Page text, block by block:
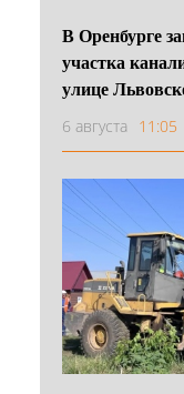
В Оренбурге
участка
улице
6 августа 11:05